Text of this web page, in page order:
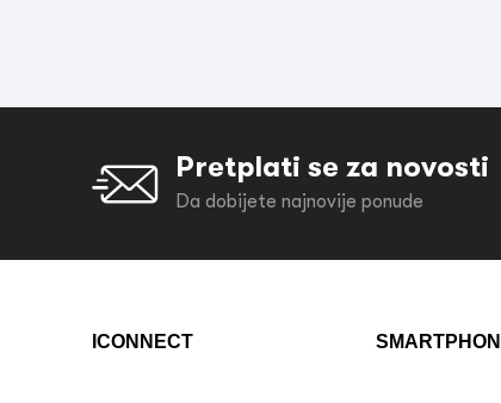
Pretplati se za novosti
Da dobijete najnovije ponude
ICONNECT